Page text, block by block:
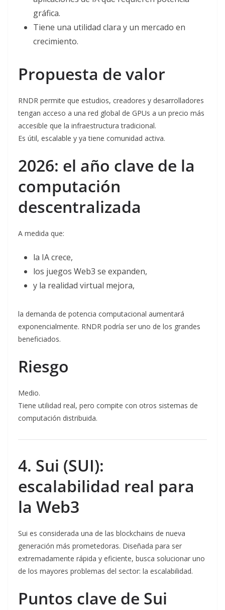
gráfica.
Tiene una utilidad clara y un mercado en
crecimiento.
Propuesta de valor
RNDR permite que estudios, creadores y desarrolladores
tengan acceso a una red global de GPUs a un precio más
accesible que la infraestructura tradicional.
Es útil, escalable y ya tiene comunidad activa.
2026: el año clave de la
computación
descentralizada
A medida que:
la IA crece,
los juegos Web3 se expanden,
y la realidad virtual mejora,
la demanda de potencia computacional aumentará
exponencialmente. RNDR podría ser uno de los grandes
beneficiados.
Riesgo
Medio.
Tiene utilidad real, pero compite con otros sistemas de
computación distribuida.
4. Sui (SUI):
escalabilidad real para
la Web3
Sui es considerada una de las blockchains de nueva
generación más prometedoras. Diseñada para ser
extremadamente rápida y eficiente, busca solucionar uno
de los mayores problemas del sector: la escalabilidad.
Puntos clave de Sui